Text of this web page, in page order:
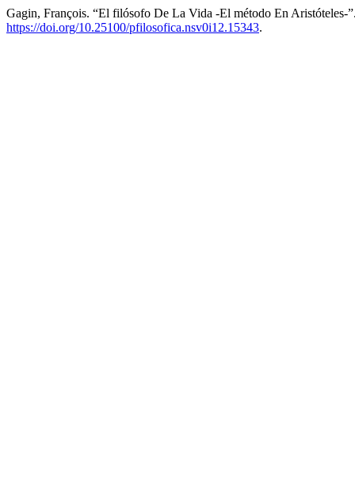
Gagin, François. “El filósofo De La Vida -El método En Aristóteles-
https://doi.org/10.25100/pfilosofica.nsv0i12.15343.